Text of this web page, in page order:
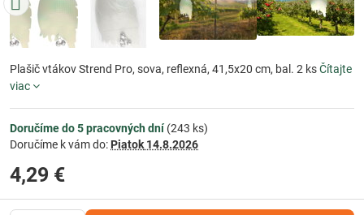
Plašič vtákov Strend Pro, sova, reflexná, 41,5x20 cm, bal. 2 ksČítajte
viac
Doručíme do 5 pracovných dní(243 ks)
Doručíme k vám do: Piatok 14.8.2026
4,29 €